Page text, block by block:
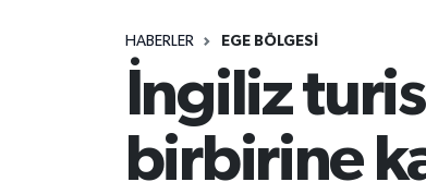
HABERLER EGE BÖLGESI
İngiliz
birbirine
Tüm Manşetler
Son Dakika Haberleri
Haber Arşivi